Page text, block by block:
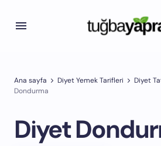
Ana sayfa Diyet Yemek Tarifleri Diyet
Dondurma
Diyet